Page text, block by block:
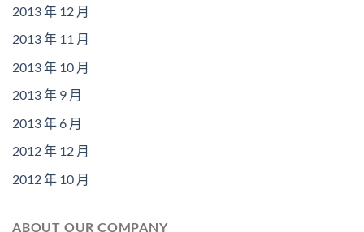
2013 年 12 月
2013 年 11 月
2013 年 10 月
2013 年 9 月
2013 年 6 月
2012 年 12 月
2012 年 10 月
ABOUT OUR COMPANY